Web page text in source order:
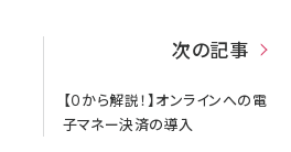
次の記事
【０から解説！】オンラインへの電
子マネー決済の導入